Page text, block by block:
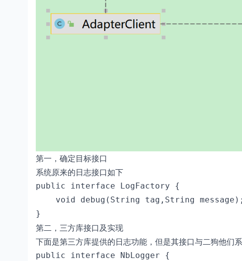
第一，确定目标接口
系统原来的日志接口如下
public interface LogFactory {
    void debug(String tag,String message);
}
第二，三方库接口及实现
下面是第三方库提供的日志功能，但是其接口与二狗他们
public interface NbLogger {